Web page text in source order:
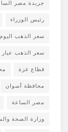
جريدة مصر
رئيس الوزراء
سعر الذهب اليوم
سعر الذهب عيار 24
قطاع غزة
محافظة أسوان
مصر الساعة
وزارة الصحة